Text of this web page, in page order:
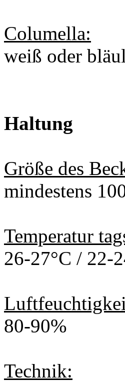
Columella:
weiß oder
Haltung
Größe des
mindestens
Temperatur
26-27°C / 22-
80-90%
Technik: